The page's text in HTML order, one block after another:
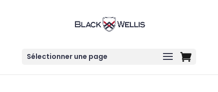
Sélectionner une page